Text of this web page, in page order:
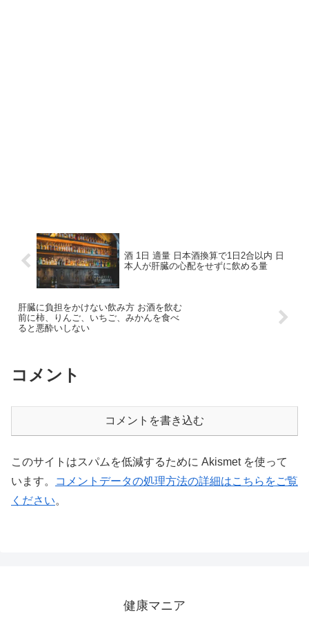
酒 1日 適量 日本酒換算で1日2合以内 日
本人が肝臓の心配をせずに飲める量
肝臓に負担をかけない飲み方 お酒を飲む
前に柿、りんご、いちご、みかんを食べ
ると悪酔いしない
コメント
コメントを書き込む
このサイトはスパムを低減するために Akismet を使って
います。
コメントデータの処理方法の詳細はこちらをご覧
ください。
健康マニア